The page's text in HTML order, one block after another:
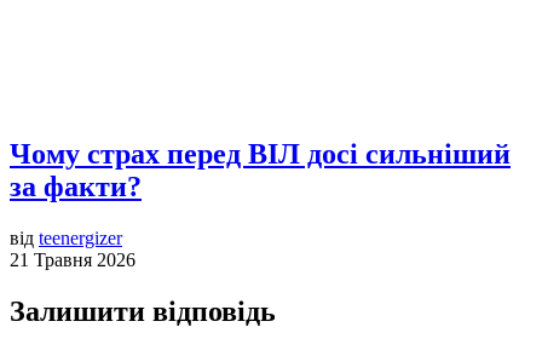
Чому страх перед ВІЛ досі сильніший
за факти?
від teenergizer
21 Травня 2026
Залишити відповідь